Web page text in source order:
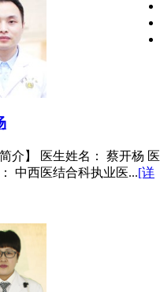
简介】 医生姓名： 蔡开杨 医
中西医结合科执业医...[详